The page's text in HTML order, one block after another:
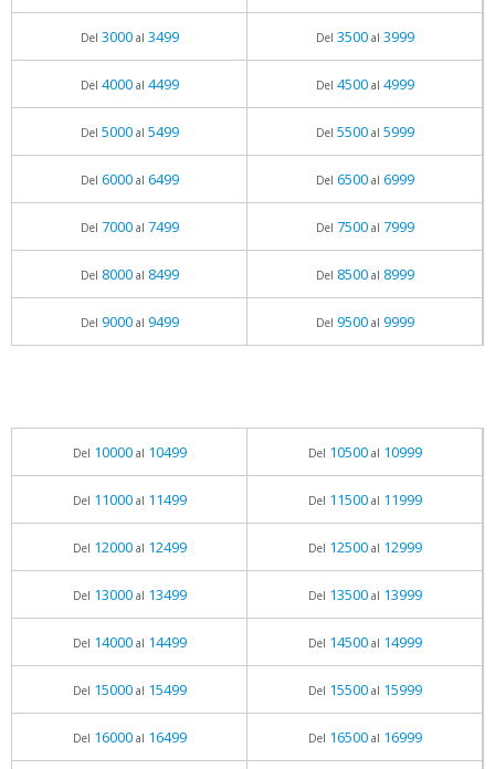
Del 3000al 3499 Del 3500al 3999
Del 4000al 4499 Del 4500al 4999
Del 5000al 5499 Del 5500al 5999
Del 6000al 6499 Del 6500al 6999
Del 7000al 7499 Del 7500al 7999
Del 8000al 8499 Del 8500al 8999
Del 9000al 9499 Del 9500al 9999
Del 10000al 10499 Del 10500al 10999
Del 11000al 11499 Del 11500al 11999
Del 12000al 12499 Del 12500al 12999
Del 13000al 13499 Del 13500al 13999
Del 14000al 14499 Del 14500al 14999
Del 15000al 15499 Del 15500al 15999
Del 16000al 16499 Del 16500al 16999